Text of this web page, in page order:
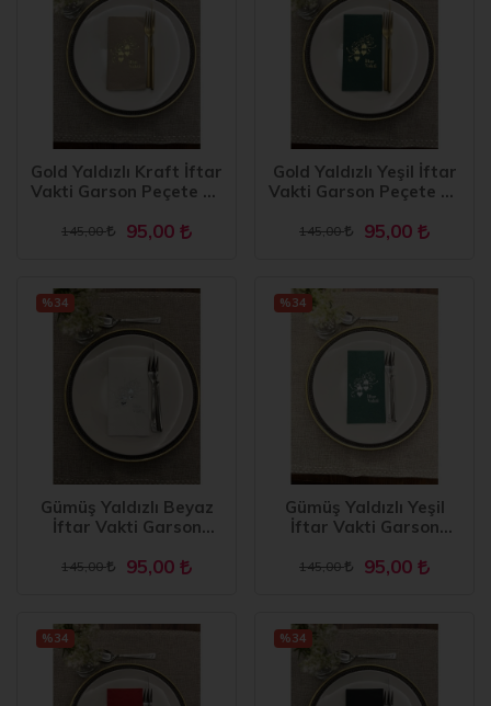
Gold Yaldızlı Kraft İftar
Vakti Garson Peçete 16
145,00 95,00
Gold Yaldızlı Yeşil İftar
Vakti Garson Peçete 16
145,00 95,00
Gümüş Yaldızlı Beyaz
İftar Vakti Garson
145,00 95,00
%34
Gümüş Yaldızlı Yeşil
İftar Vakti Garson
145,00 95,00
%34
%34 %34